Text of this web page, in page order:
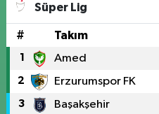
Süper Lig
# Takım
1 Amed
2 Erzurumspor FK
3 Başakşehir